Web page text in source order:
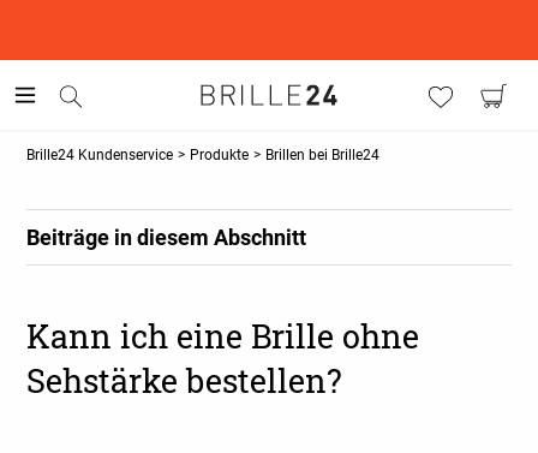
Brille24 Kundenservice > Produkte > Brillen bei Brille24
Beiträge in diesem Abschnitt
Kann ich eine Brille ohne
Sehstärke bestellen?